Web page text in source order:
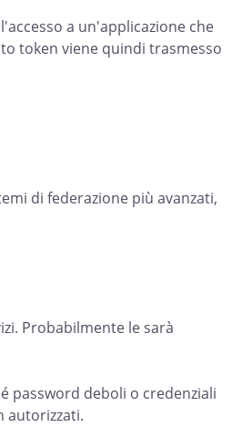
a un'applicazione che
token viene quindi trasmesso
di federazione più avanzati,
Probabilmente le sarà
password deboli o credenziali
autorizzati.